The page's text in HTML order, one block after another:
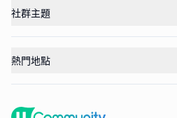
社群主題
熱門地點